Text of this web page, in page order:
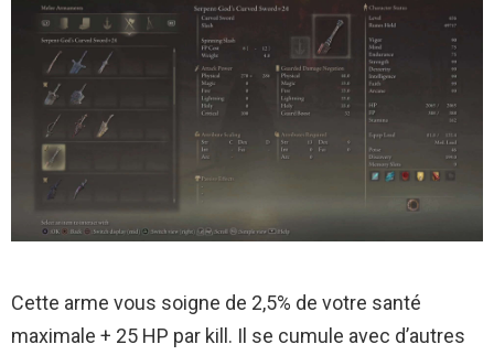
Cette arme vous soigne de 2,5% de votre santé
maximale + 25 HP par kill. Il se cumule avec d’autres